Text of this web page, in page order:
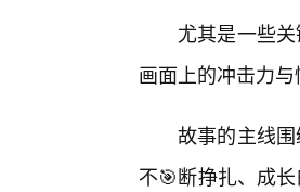
尤其是一些
画面上的冲击力
故事的主线
不🎯断挣扎、成